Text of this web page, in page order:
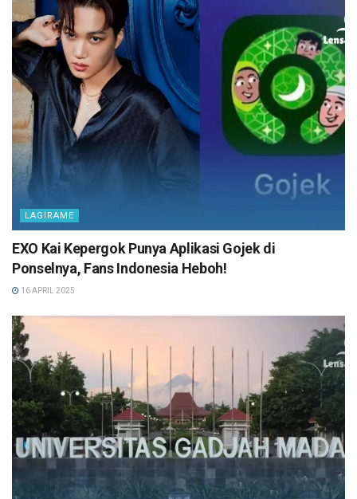
LAGIRAME
EXO Kai Kepergok Punya Aplikasi Gojek di
Ponselnya, Fans Indonesia Heboh!
16 APRIL 2025